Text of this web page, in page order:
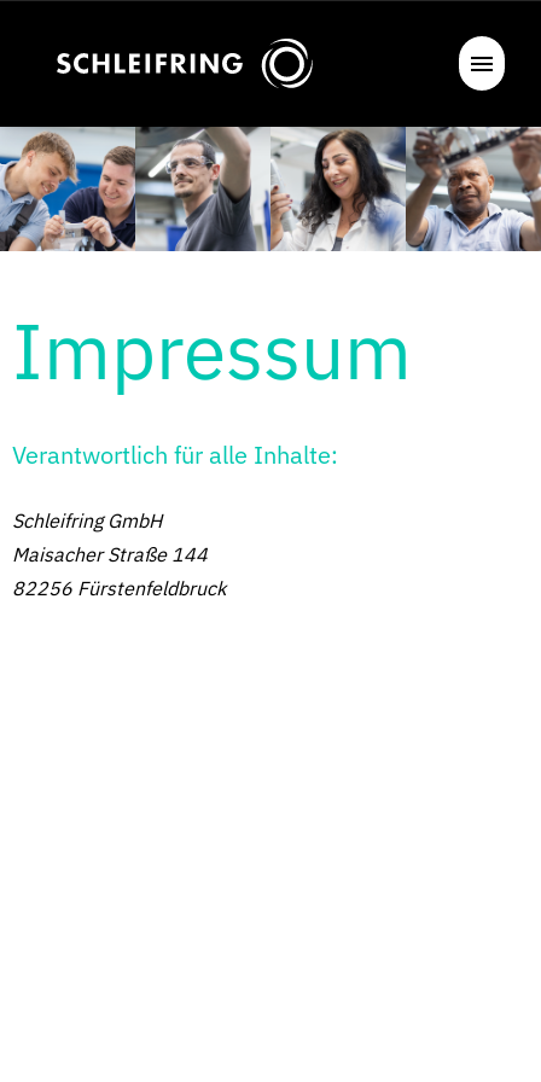
Impressum
Verantwortlich für alle Inhalte:
Schleifring GmbH
Maisacher Straße 144
82256 Fürstenfeldbruck